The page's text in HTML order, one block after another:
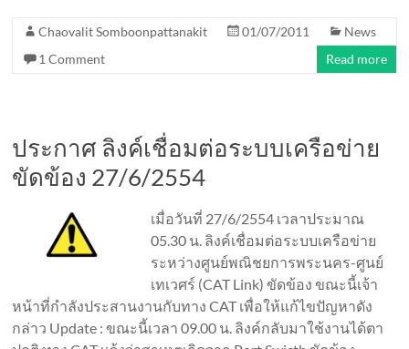
Chaovalit Somboonpattanakit 01/07/2011
News
1 Comment
Read more
ประกาศ ลิงค์เชื่อมต่อระบบเครือข่าย
ขัดข้อง 27/6/2554
เมื่อวันที่ 27/6/2554 เวลาประมาณ
05.30 น. ลิงค์เชื่อมต่อระบบเครือข่าย
ระหว่างศูนย์พณิชยการพระนคร-ศูนย์
เทเวศร์ (CAT Link) ขัดข้อง ขณะนี้เจ้า
หน้าที่กำลังประสานงานกับทาง CAT เพื่อให้แก้ไขปัญหาดัง
กล่าว Update : ขณะนี้เวลา 09.00 น. ลิงค์กลับมาใช้งานได้ตา